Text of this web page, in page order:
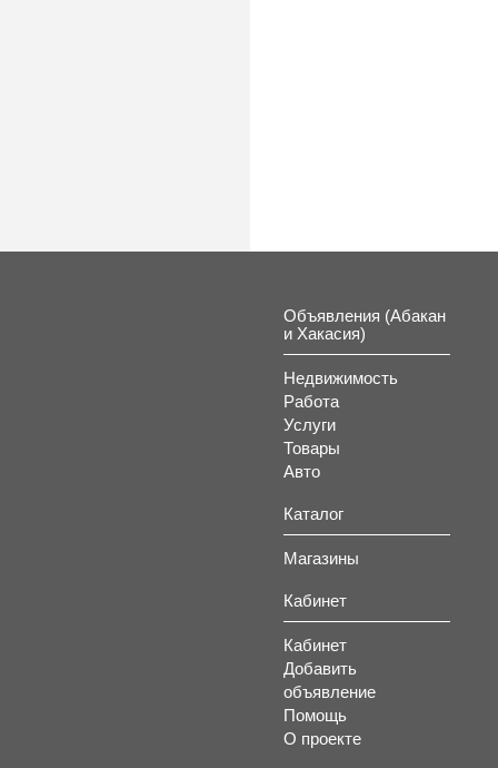
Объявления (Абакан
и Хакасия)
Недвижимость
Работа
Услуги
Товары
Авто
Каталог
Магазины
Кабинет
Кабинет
Добавить
объявление
Помощь
О проекте